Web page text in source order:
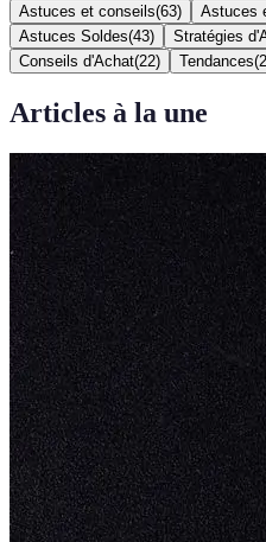
Astuces et conseils(63) Astuces
Astuces Soldes(43) Stratégies
Conseils d'Achat(22) Tendances(
Articles à la une